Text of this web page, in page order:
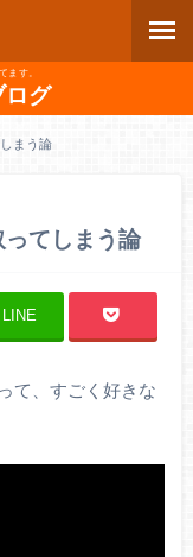
ます。
ログ
まう論
てしまう論
LINE
て、すごく好きな